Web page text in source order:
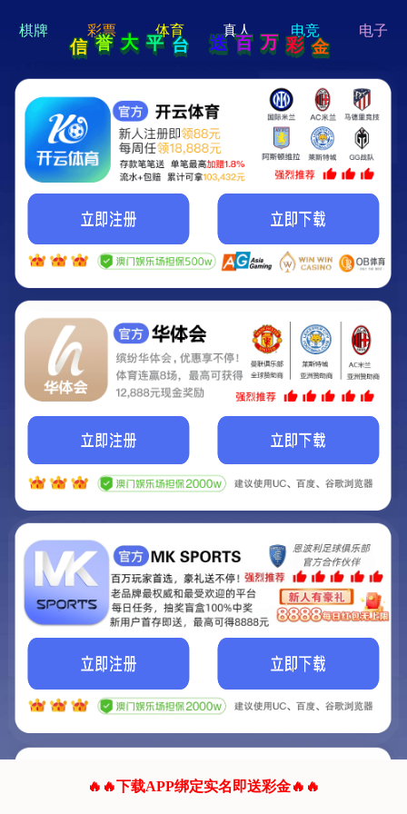
hi 💗
Hey Guys!
我们即将上线啦...
我们的网站正在建设.
它将是非常棒的网站.
联系我们!